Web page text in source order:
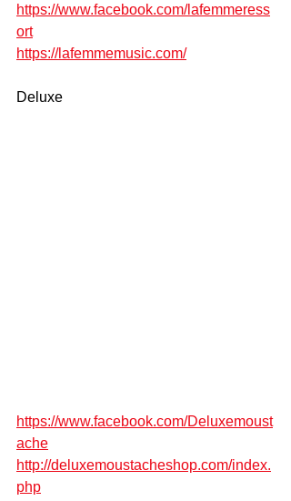
https://www.facebook.com/lafemmeress
ort
https://lafemmemusic.com/
Deluxe
https://www.facebook.com/Deluxemoust
ache
http://deluxemoustacheshop.com/index.
php